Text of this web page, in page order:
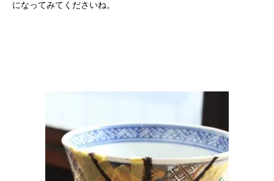
になってみてくださいね。